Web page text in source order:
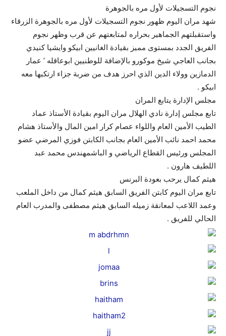
نجوم التسجيلات لأول مره بالجوهرة
شهد مران اليوم ظهور نجوم التسجيلات لأول مره بالجوهرة الزرقاء
واستقبلتهم الجماهير بحراره لمتابعتهم عن قرب وظهر نجوم
الفريق الجدد بمستوى مميز بقيادة الغانيين ابيكو وايشيا كنيدي
بجانب العاجي شيخ موكورو بالإضافة للوطنيين ابوعاقله ’ عمار
الدمازين وولاء الدين الذي احرز هدف من ضربة جزاء ارتكبها معه
ابيكو .
مجلس الإدارة يتابع المران
تابع مجلس إدارة نادي الهلال مران اليوم بقيادة الأستاذ عماد
الطيب الأمين العام واللواء عصام كرار امين المال والأستاذ هشام
محمد احمد نائب الأمين العام بجانب الكابتن فوزي المرضي عضو
المجلس ورئيس القطاع الرياضي و الباشمهندس محمد عبد
اللطيف هارون .
هيثم كمال يرحب بعودة البرنس
تابع مران اليوم كابتن الفريق السابق هيثم كمال من داخل الملعب
وعمد اللاعب لمعانقة زميله السابق هيثم مصطفى والمدرب العام
الحالي للفريق .